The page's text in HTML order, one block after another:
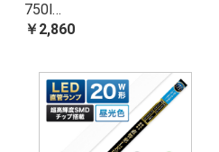
750l…
￥2,860